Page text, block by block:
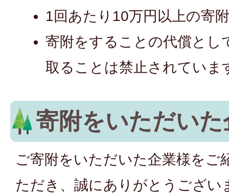
1回あたり10万円以上の寄
寄附をすることの代償とし
取ることは禁止されていま
寄附をいただい
ご寄附をいただいた企業様をご
ただき、誠にありがとうござい